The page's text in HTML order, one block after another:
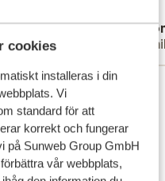
cookies
installeras i din
Vi
standard för att
korrekt och fungerar
på Sunweb Group GmbH
vår webbplats,